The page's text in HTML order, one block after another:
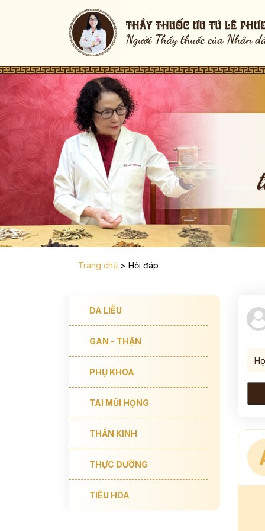
Trang chủ > Hỏi đáp
DA LIỄU
GAN - THẬN
PHỤ KHOA
TAI MŨI HỌNG
THẦN KINH
THỰC DƯỠNG
TIÊU HÓA